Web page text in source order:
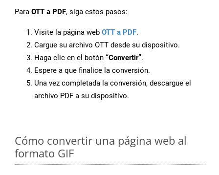
Para OTT a PDF, siga estos pasos:
Visite la página web OTT a PDF.
Cargue su archivo OTT desde su dispositivo.
Haga clic en el botón “Convertir”.
Espere a que finalice la conversión.
Una vez completada la conversión, descargue el
archivo PDF a su dispositivo.
Cómo convertir una página web al
formato GIF